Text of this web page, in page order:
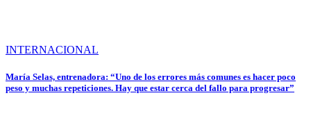
INTERNACIONAL
María Selas, entrenadora: “Uno de los errores más comunes es hacer poco
peso y muchas repeticiones. Hay que estar cerca del fallo para progresar”